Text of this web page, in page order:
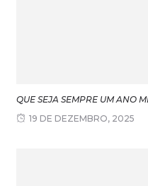
QUE SEJA SEMPRE UM ANO
19 DE DEZEMBRO, 2025